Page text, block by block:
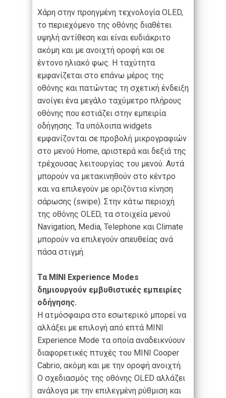
Χάρη στην προηγμένη τεχνολογία OLED,
το περιεχόμενο της οθόνης διαθέτει
υψηλή αντίθεση και είναι ευδιάκριτο
ακόμη και με ανοιχτή οροφή και σε
έντονο ηλιακό φως. Η ταχύτητα
εμφανίζεται στο επάνω μέρος της
οθόνης και πατώντας τη σχετική ένδειξη
ανοίγει ένα μεγάλο ταχύμετρο πλήρους
οθόνης που εστιάζει στην εμπειρία
οδήγησης. Τα υπόλοιπα widgets
εμφανίζονται σε προβολή μικρογραφιών
στο μενού Home, αριστερά και δεξιά της
τρέχουσας λειτουργίας του μενού. Αυτά
μπορούν να μετακινηθούν στο κέντρο
και να επιλεγούν με οριζόντια κίνηση
σάρωσης (swipe). Στην κάτω περιοχή
της οθόνης OLED, τα στοιχεία μενού
Navigation, Media, Telephone και Climate
μπορούν να επιλεγούν απευθείας ανά
πάσα στιγμή.
Τα MINI Experience Modes
δημιουργούν εμβυθιστικές εμπειρίες
οδήγησης.
Η ατμόσφαιρα στο εσωτερικό μπορεί να
αλλάξει με επιλογή από επτά MINI
Experience Mode τα οποία αναδεικνύουν
διαφορετικές πτυχές του MINI Cooper
Cabrio, ακόμη και με την οροφή ανοιχτή.
Ο σχεδιασμός της οθόνης OLED αλλάζει
ανάλογα με την επιλεγμένη ρύθμιση και